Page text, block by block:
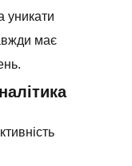
уникати
має